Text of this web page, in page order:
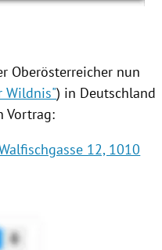
Oberösterreicher nun
Wildnis") in Deutschland
Vortrag:
12, 1010